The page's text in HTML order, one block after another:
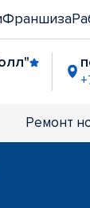
Франшиза
Ремонт